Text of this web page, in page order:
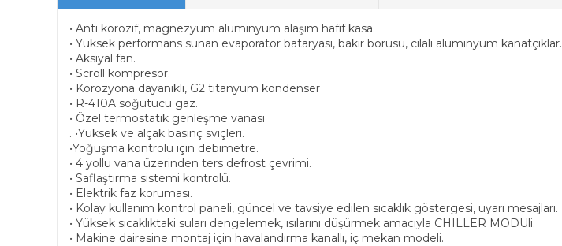
• Anti korozif, magnezyum alüminyum alaşım hafif kasa.
• Yüksek performans sunan evaporatör bataryası, bakır borusu, cilalı alüminyum kanatçıklar.
• Aksiyal fan.
• Scroll kompresör.
• Korozyona dayanıklı, G2 titanyum kondenser
• R-410A soğutucu gaz.
• Özel termostatik genleşme vanası
. •Yüksek ve alçak basınç sviçleri.
•Yoğuşma kontrolü için debimetre.
• 4 yollu vana üzerinden ters defrost çevrimi.
• Saflaştırma sistemi kontrolü.
• Elektrik faz koruması.
• Kolay kullanım kontrol paneli, güncel ve tavsiye edilen sıcaklık göstergesi, uyarı mesajları.
• Yüksek sıcaklıktaki suları dengelemek, ısılarını düşürmek amacıyla CHILLER MODUli.
• Makine dairesine montaj için havalandırma kanallı, iç mekan modeli.